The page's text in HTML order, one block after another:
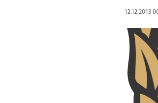
Data
12.12.2013
Kliknij,